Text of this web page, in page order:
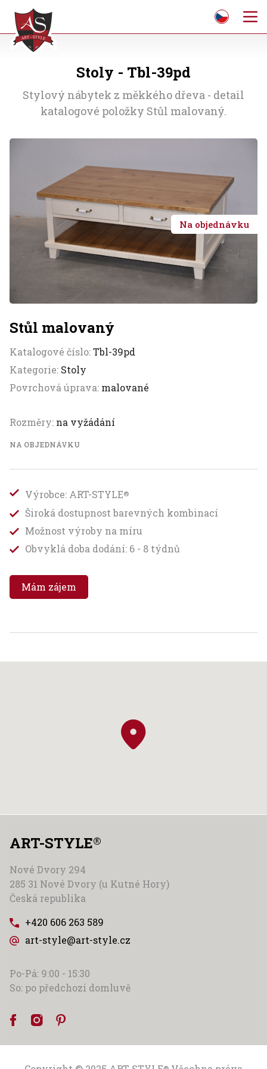
Stoly - Tbl-39pd
Stylový nábytek z měkkého dřeva - detail
katalogové položky Stůl malovaný.
Na objednávku
Stůl malovaný
Katalogové číslo:Tbl-39pd
Kategorie: Stoly
Povrchová úprava: malované
Rozměry: na vyžádání
NA OBJEDNÁVKU
Výrobce: ART-STYLE®
Široká dostupnost barevných kombinací
Možnost výroby na míru
Obvyklá doba dodání: 6 - 8 týdnů
Mám zájem
ART-STYLE®
Nové Dvory 294
285 31 Nové Dvory (u Kutné Hory)
Česká republika
+420 606 263 589
art-style@art-style.cz
Po-Pá: 9:00 - 15:30
So: po předchozí domluvě